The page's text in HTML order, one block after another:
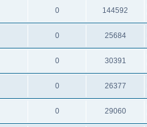
0 144592
0 25684
0 30391
0 26377
0 29060